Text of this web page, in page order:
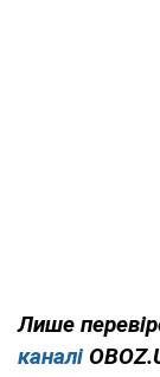
Лише
каналі